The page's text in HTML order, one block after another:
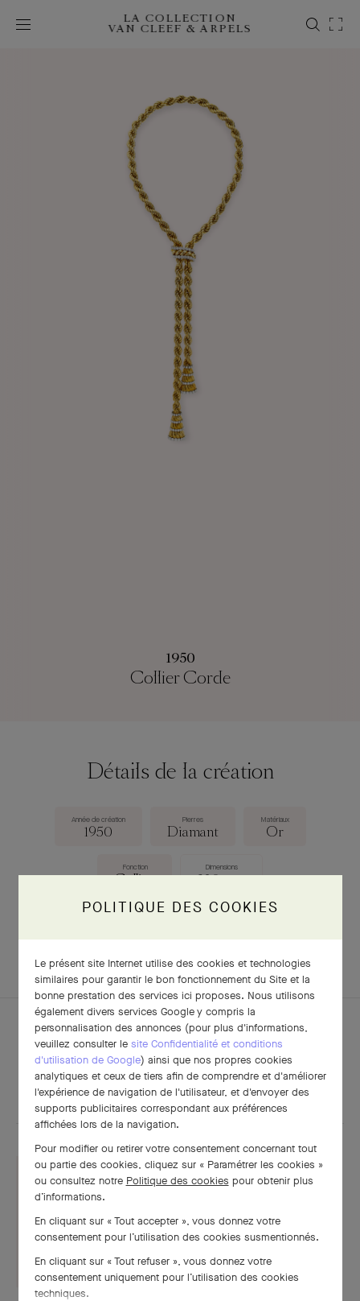
LA COLLECTION
VAN CLEEF & ARPELS
1950
Collier Corde
Détails de la création
Année de création
1950
Pierres
Diamant
Matériaux
Or
Fonction Dimensions
TÉLÉCHARGER LA FICHE
POUR APPROFONDIR
TÉLÉCHARGER
POLITIQUE DES COOKIES
Le présent site Internet utilise des cookies et technologies
similaires pour garantir le bon fonctionnement du Site et la
bonne prestation des services ici proposes. Nous utilisons
également divers services Google y compris la
personnalisation des annonces (pour plus d'informations,
veuillez consulter le site Confidentialité et conditions
d'utilisation de Google) ainsi que nos propres cookies
analytiques et ceux de tiers afin de comprendre et d'améliorer
l'expérience de navigation de l'utilisateur, et d'envoyer des
supports publicitaires correspondant aux préférences
affichées lors de la navigation.
Pour modifier ou retirer votre consentement concernant tout
ou partie des cookies, cliquez sur « Paramétrer les cookies »
ou consultez notre Politique des cookies pour obtenir plus
d’informations.
En cliquant sur « Tout accepter », vous donnez votre
consentement pour l’utilisation des cookies susmentionnés.
En cliquant sur « Tout refuser », vous donnez votre
consentement uniquement pour l’utilisation des cookies
techniques.